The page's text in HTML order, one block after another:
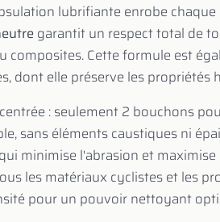
lubrifiante enrobe
garantit un respect total de
composites. Cette formule est
dont elle préserve les propriétés
: seulement 2 bouchons
sans éléments caustiques ni
minimise l'abrasion et maximise
les matériaux cyclistes et les
pour un pouvoir nettoyant